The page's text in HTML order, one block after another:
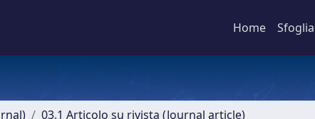
Home Sfoglia
03.1 Articolo su rivista (Journal article)